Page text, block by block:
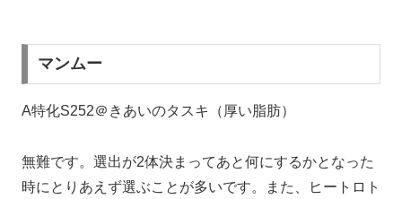
マンムー
A特化S252＠きあいのタスキ（厚い脂肪）
無難です。選出が2体決まってあと何にするかとなった
時にとりあえず選ぶことが多いです。また、ヒートロト